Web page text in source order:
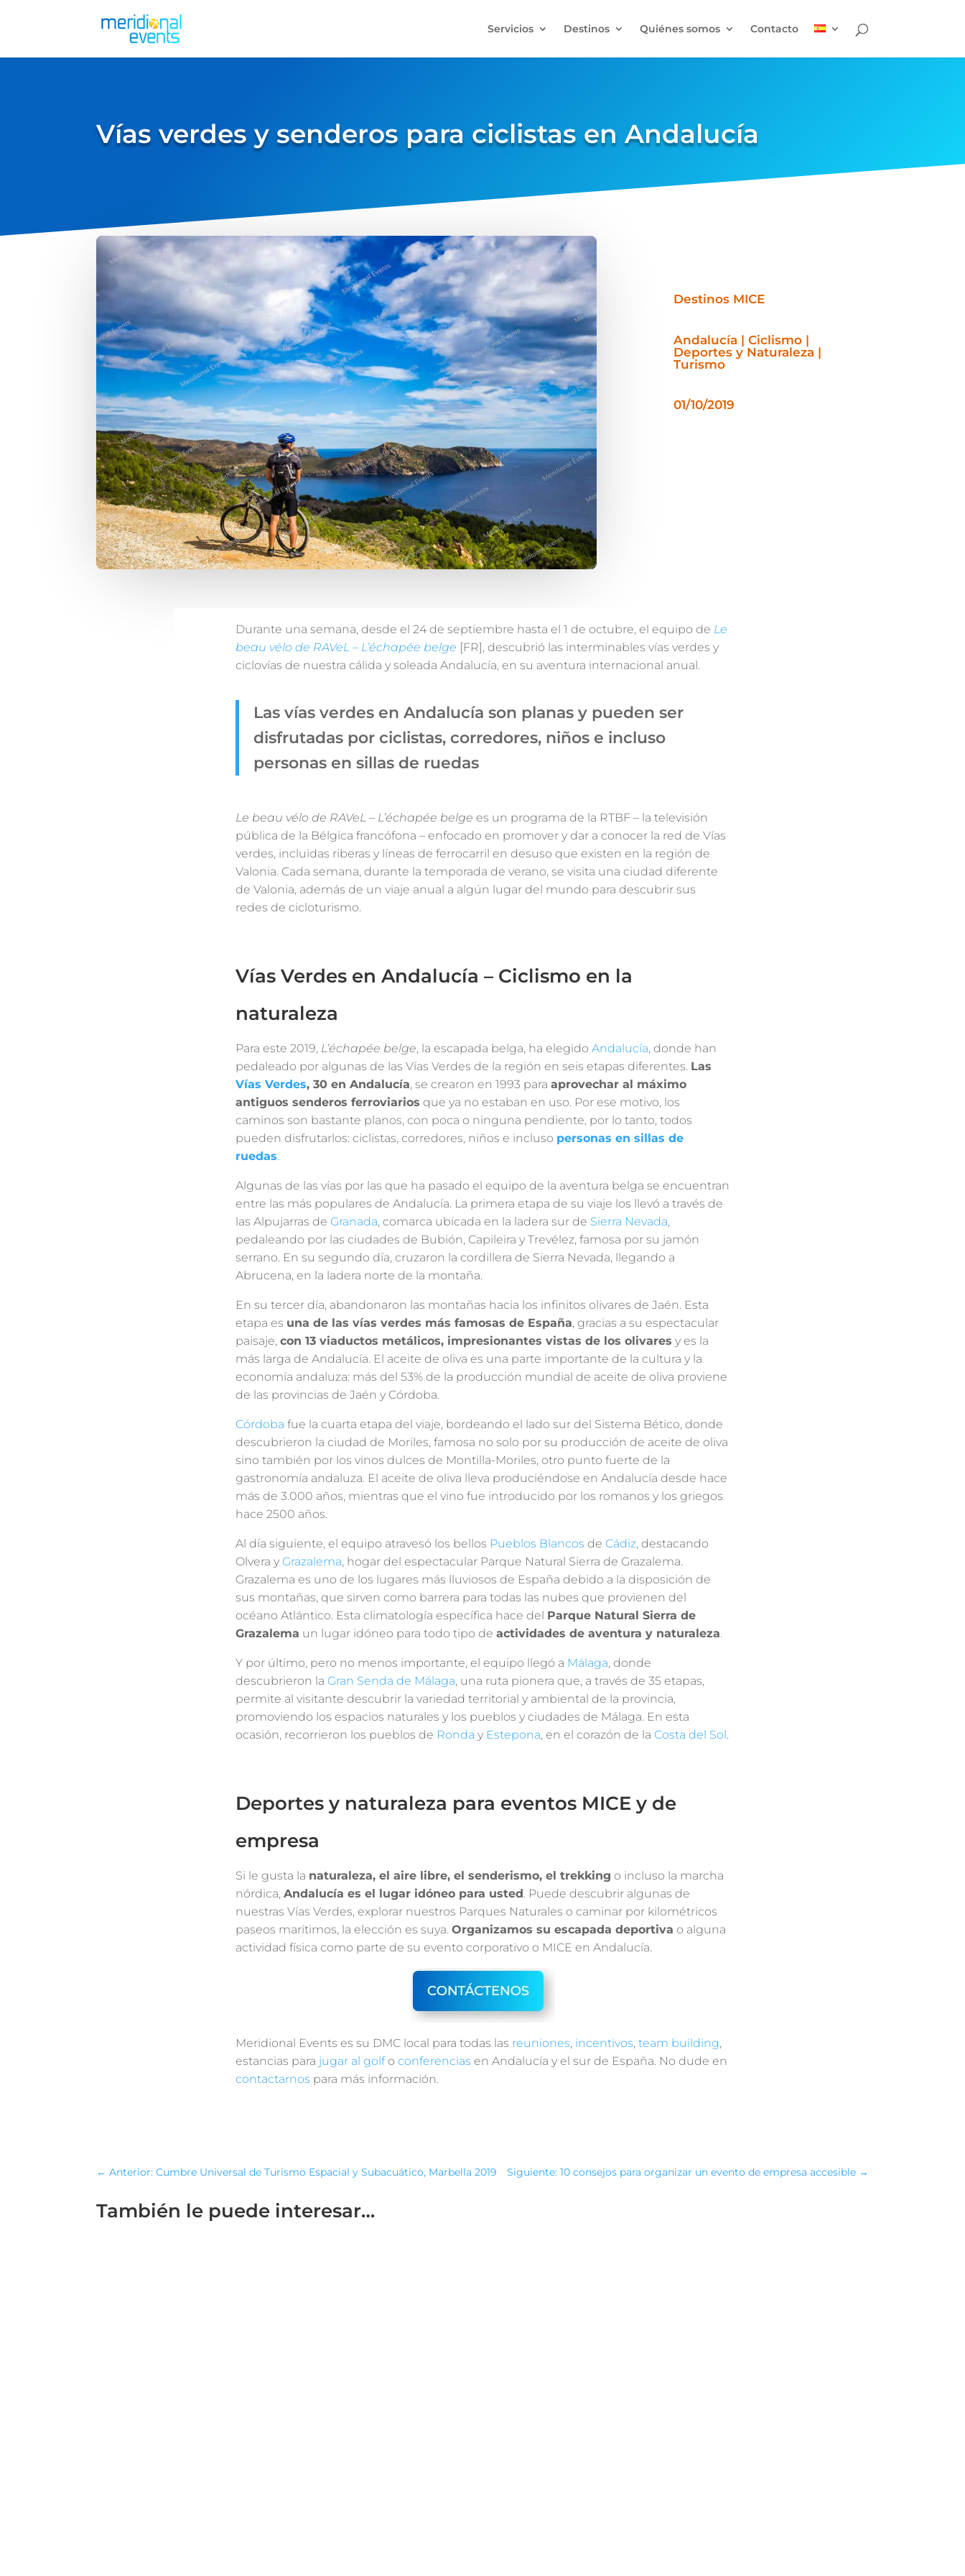
Servicios Destinos Quiénes somos Contacto
Vías verdes y senderos para ciclistas en Andalucía
Destinos MICE
Andalucía | Ciclismo |
Deportes y Naturaleza |
Turismo
01/10/2019
Durante una semana, desde el 24 de septiembre hasta el 1 de octubre, el equipo de Le
beau vélo de RAVeL – L’échapée belge [FR], descubrió las interminables vías verdes y
ciclovías de nuestra cálida y soleada Andalucía, en su aventura internacional anual.
Las vías verdes en Andalucía son planas y pueden ser
disfrutadas por ciclistas, corredores, niños e incluso
personas en sillas de ruedas
Le beau vélo de RAVeL – L’échapée belge es un programa de la RTBF – la televisión
pública de la Bélgica francófona – enfocado en promover y dar a conocer la red de Vías
verdes, incluidas riberas y líneas de ferrocarril en desuso que existen en la región de
Valonia. Cada semana, durante la temporada de verano, se visita una ciudad diferente
de Valonia, además de un viaje anual a algún lugar del mundo para descubrir sus
redes de cicloturismo.
Vías Verdes en Andalucía – Ciclismo en la
naturaleza
Para este 2019,L’échapée belge, la escapada belga, ha elegido Andalucía, donde han
pedaleado por algunas de las Vías Verdes de la región en seis etapas diferentes. Las
Vías Verdes, 30 en Andalucía, se crearon en 1993 para aprovechar al máximo
antiguos senderos ferroviarios que ya no estaban en uso. Por ese motivo, los
caminos son bastante planos, con poca o ninguna pendiente, por lo tanto, todos
pueden disfrutarlos: ciclistas, corredores, niños e incluso personas en sillas de
ruedas.
Algunas de las vías por las que ha pasado el equipo de la aventura belga se encuentran
entre las más populares de Andalucía. La primera etapa de su viaje los llevó a través de
las Alpujarras de Granada, comarca ubicada en la ladera sur de Sierra Nevada,
pedaleando por las ciudades de Bubión, Capileira y Trevélez, famosa por su jamón
serrano. En su segundo día, cruzaron la cordillera de Sierra Nevada, llegando a
Abrucena, en la ladera norte de la montaña.
En su tercer día, abandonaron las montañas hacia los infinitos olivares de Jaén. Esta
etapa es una de las vías verdes más famosas de España, gracias a su espectacular
paisaje, con 13 viaductos metálicos, impresionantes vistas de los olivares y es la
más larga de Andalucía. El aceite de oliva es una parte importante de la cultura y la
economía andaluza: más del 53% de la producción mundial de aceite de oliva proviene
de las provincias de Jaén y Córdoba.
Córdoba fue la cuarta etapa del viaje, bordeando el lado sur del Sistema Bético, donde
descubrieron la ciudad de Moriles, famosa no solo por su producción de aceite de oliva
sino también por los vinos dulces de Montilla-Moriles, otro punto fuerte de la
gastronomía andaluza. El aceite de oliva lleva produciéndose en Andalucía desde hace
más de 3.000 años, mientras que el vino fue introducido por los romanos y los griegos
hace 2500 años.
Al día siguiente, el equipo atravesó los bellos Pueblos Blancos de Cádiz, destacando
Olvera y Grazalema, hogar del espectacular Parque Natural Sierra de Grazalema.
Grazalema es uno de los lugares más lluviosos de España debido a la disposición de
sus montañas, que sirven como barrera para todas las nubes que provienen del
océano Atlántico. Esta climatología específica hace del Parque Natural Sierra de
Grazalema un lugar idóneo para todo tipo de actividades de aventura y naturaleza.
Y por último, pero no menos importante, el equipo llegó a Málaga, donde
descubrieron la Gran Senda de Málaga, una ruta pionera que, a través de 35 etapas,
permite al visitante descubrir la variedad territorial y ambiental de la provincia,
promoviendo los espacios naturales y los pueblos y ciudades de Málaga. En esta
ocasión, recorrieron los pueblos de Ronda y Estepona, en el corazón de la Costa del Sol .
Deportes y naturaleza para eventos MICE y de
empresa
Si le gusta la naturaleza, el aire libre, el senderismo, el trekking o incluso la marcha
nórdica, Andalucía es el lugar idóneo para usted . Puede descubrir algunas de
nuestras Vías Verdes, explorar nuestros Parques Naturales o caminar por kilométricos
paseos marítimos, la elección es suya. Organizamos su escapada deportiva o alguna
actividad física como parte de su evento corporativo o MICE en Andalucía.
Meridional Events es su DMC local para todas las reuniones, incentivos, team building,
estancias para jugar al golfo conferencias en Andalucía y el sur de España. No dude en
contactarnos para más información.
←Anterior: Cumbre Universal de Turismo Espacial y Subacuático, Marbella 2019 Siguiente: 10 consejos para organizar un evento de empresa accesible→
También le puede interesar…